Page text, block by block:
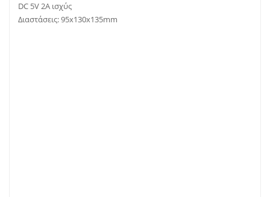
DC 5V 2A ισχύς
Διαστάσεις: 95x130x135mm